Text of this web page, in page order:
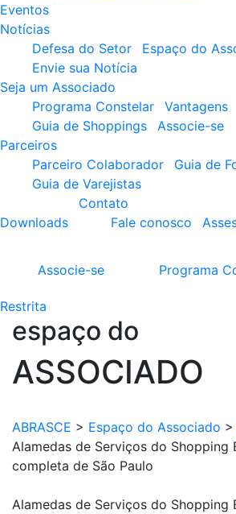
Eventos
Notícias
Defesa do Setor
Espaço do
Envie sua Notícia
Seja um Associado
Programa Constelar
Vantagens
Guia de Shoppings
Associe-se
Parceiros
Parceiro Colaborador
Guia de
Guia de Varejistas
Downloads
Contato
Fale conosco
Associe-se Programa
Restrita
espaço do
ASSOCIADO
ABRASCE > Espaço do Associado >
Alamedas de Serviços do Shopping
completa de São Paulo
Alamedas de Serviços do Shopping